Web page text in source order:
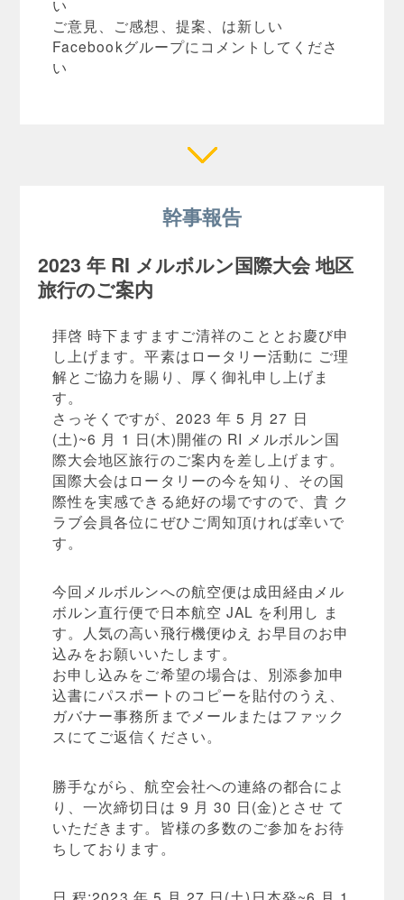
い
ご意見、ご感想、提案、は新しい
Facebookグループにコメントしてくださ
い
幹事報告
2023 年 RI メルボルン国際大会 地区
旅行のご案内
拝啓 時下ますますご清祥のこととお慶び申
し上げます。平素はロータリー活動に ご理
解とご協力を賜り、厚く御礼申し上げま
す。
さっそくですが、2023 年 5 月 27 日
(土)~6 月 1 日(木)開催の RI メルボルン国
際大会地区旅行のご案内を差し上げます。
国際大会はロータリーの今を知り、その国
際性を実感できる絶好の場ですので、貴 ク
ラブ会員各位にぜひご周知頂ければ幸いで
す。
今回メルボルンへの航空便は成田経由メル
ボルン直行便で日本航空 JAL を利用し ま
す。人気の高い飛行機便ゆえ お早目のお申
込みをお願いいたします。
お申し込みをご希望の場合は、別添参加申
込書にパスポートのコピーを貼付のうえ、
ガバナー事務所までメールまたはファック
スにてご返信ください。
勝手ながら、航空会社への連絡の都合によ
り、一次締切日は 9 月 30 日(金)とさせ て
いただきます。皆様の多数のご参加をお待
ちしております。